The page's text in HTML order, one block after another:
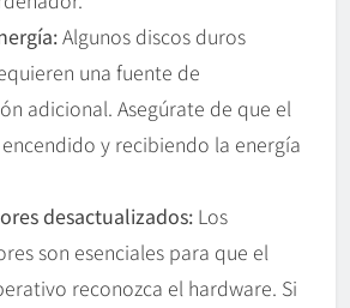
Algunos discos duros
una fuente de
adicional. Asegúrate de que el
y recibiendo la energía
desactualizados: Los
son esenciales para que el
reconozca el hardware. Si